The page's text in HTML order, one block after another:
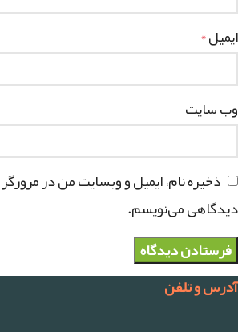
ایمیل*
وب‌ سایت
ذخیره نام، ایمیل و وبسایت من در
دیدگاهی می‌نویسم.
آدرس و تلفن